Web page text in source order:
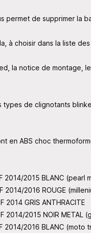
permet de supprimer la
à choisir dans la liste
la notice de montage,
de clignotants
en ABS choc
2014/2015 BLANC (pearl
2016 ROUGE
GRIS ANTHRACITE
2014/2015 NOIR METAL
2014/2016 BLANC (moto